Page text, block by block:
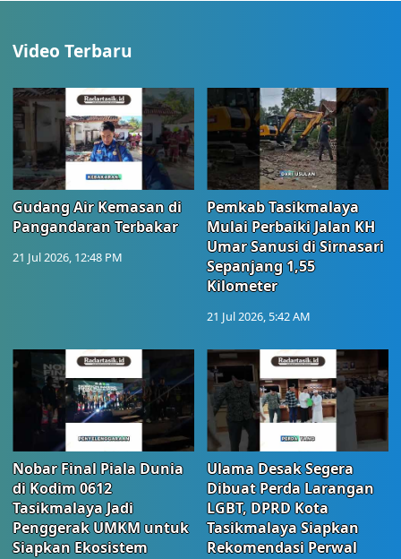
Video Terbaru
Gudang Air Kemasan di
Pangandaran Terbakar
21 Jul 2026, 12:48 PM
Pemkab Tasikmalaya
Mulai Perbaiki Jalan KH
Umar Sanusi di Sirnasari
Sepanjang 1,55
Kilometer
21 Jul 2026, 5:42 AM
Nobar Final Piala Dunia
di Kodim 0612
Tasikmalaya Jadi
Penggerak UMKM untuk
Siapkan Ekosistem
Ulama Desak Segera
Dibuat Perda Larangan
LGBT, DPRD Kota
Tasikmalaya Siapkan
Rekomendasi Perwal